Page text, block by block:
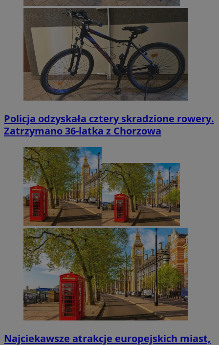
Policja odzyskała cztery skradzione rowery.
Zatrzymano 36-latka z Chorzowa
Najciekawsze atrakcje europejskich miast,